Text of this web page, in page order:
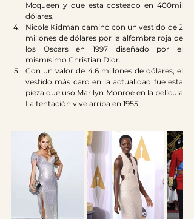
Mcqueen y que esta costeado en 400mil
dólares.
Nicole Kidman camino con un vestido de 2
millones de dólares por la alfombra roja de
los Oscars en 1997 diseñado por el
mismísimo Christian Dior.
Con un valor de 4.6 millones de dólares, el
vestido más caro en la actualidad fue esta
pieza que uso Marilyn Monroe en la película
La tentación vive arriba en 1955.